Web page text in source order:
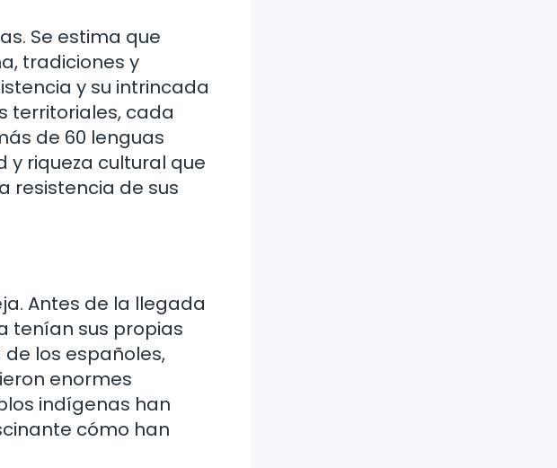
Se estima que
tradiciones y
y su intrincada
territoriales, cada
de 60 lenguas
y riqueza cultural que
resistencia de sus
Antes de la llegada
tenían sus propias
los españoles,
enormes
indígenas han
cómo han